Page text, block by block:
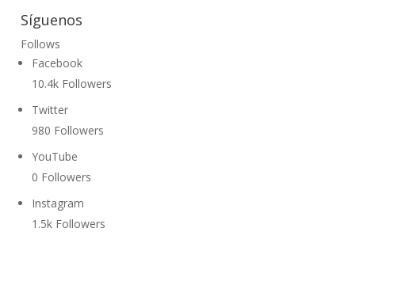
Síguenos
Follows
Facebook
10.4k Followers
Twitter
980 Followers
YouTube
0 Followers
Instagram
1.5k Followers